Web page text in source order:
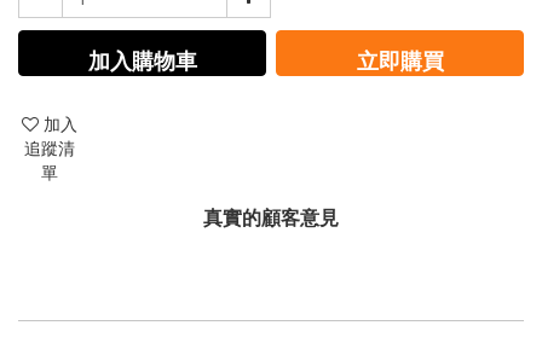
加入購物車 立即購買
加入
追蹤清
單
真實的顧客意見